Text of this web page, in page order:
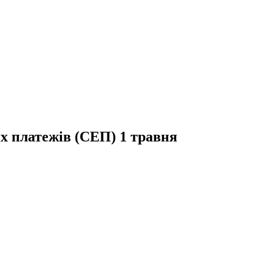
платежів (СЕП) 1 травня